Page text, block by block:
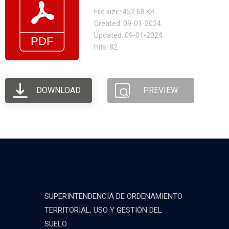
File size: 452.68 KB
Created: 09-01-2024
Updated: 09-01-2024
Hits: 82
DOWNLOAD PREVIEW
SUPERINTENDENCIA DE ORDENAMIENTO
TERRITORIAL, USO Y GESTIÓN DEL
SUELO